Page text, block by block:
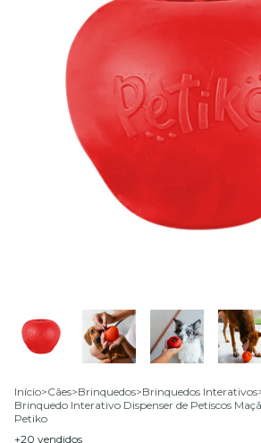
Início>Cães>Brinquedos>Brinquedos Interativos
Brinquedo Interativo Dispenser de Petiscos
Petiko
+20 vendidos